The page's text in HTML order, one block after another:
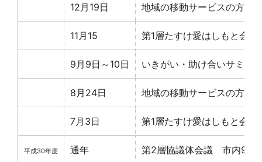
12月19日 地域の移動サービスの方法
11月15 第1層たすけ愛はしもと会議
9月9日～10日 いきがい・助け合いサミッ
8月24日 地域の移動サービスの方法
7月3日 第1層たすけ愛はしもと会議
平成30年度 通年 第2層協議体会議 市内9地